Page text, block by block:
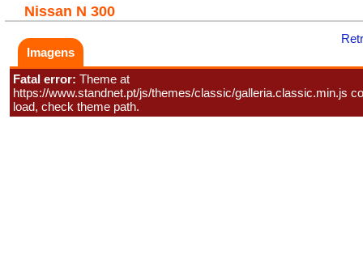
Nissan N 300
Imagens
Fatal error: Theme at
https://www.standnet.pt/js/themes/classic/galleria.classic.min.js
load, check theme path.